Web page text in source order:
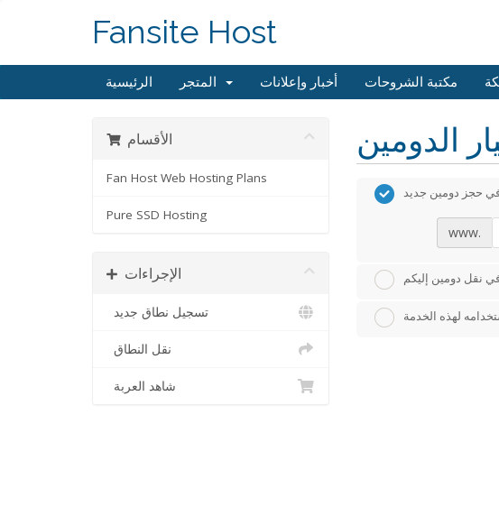
Fansite Host
الرئيسية أخبار وإعلانات مكتبة الشروحات
الأقسام
Fan Host Web Hosting Plans
Pure SSD Hosting
الإجراءات
تسجيل نطاق جديد
نقل النطاق
شاهد العربة
حجز دومين جديد
www.
نقل دومين إليكم
لهذه الخدمة